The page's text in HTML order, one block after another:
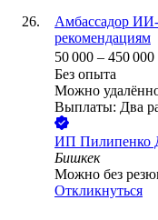
Амбассадор ИИ-
рекомендациям
50 000 – 450 000
Без опыта
Можно
Выплаты: Два
ИП Пилипенко
Бишкек
Можно без
Откликнуться